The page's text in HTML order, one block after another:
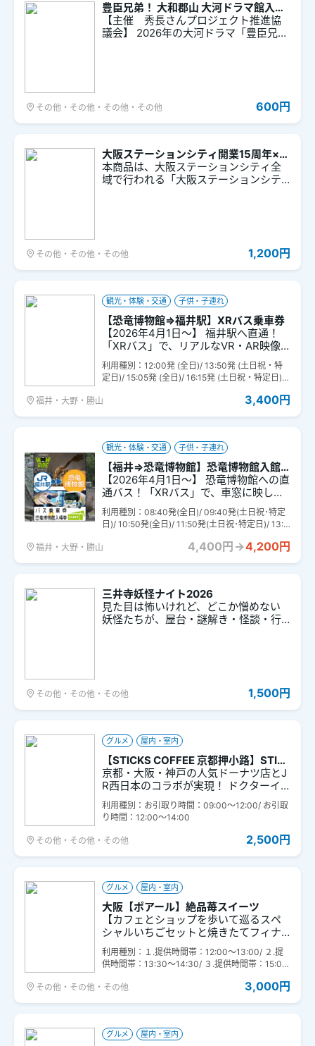
豊臣兄弟！ 大和郡山 大河ドラマ館入館
券
【主催 秀長さんプロジェクト推進協
議会】 2026年の大河ドラマ「豊臣兄
と、衣装や小道具を公開する期間限定
の展覧会です。ここでしか見られない
して、大河ドラマ「豊臣兄弟！」の世
界観に没入してみませんか？
その他・その他・その他・その他 600円
大阪ステーションシティ開業15周年×ド
ラマチック謎解きゲーム 交差する街
の物語（ミステリー）
本商品は、大阪ステーションシティ全
域で行われる「大阪ステーションシテ
その他・その他・その他 1,200円
観光・体験・交通 子供・子連れ
【恐竜博物館⇒福井駅】XRバス乗車券
【2026年4月1日～】 福井駅へ直通！
「XRバス」で、リアルなVR・AR映像
を楽しみながら、恐竜や福井の歴史・
文化を学ぶ1時間の旅をご提供します。
スムーズな移動中に、まるで歴史の中
に飛び込んだかのような体験ができま
す！
利用種別：12:00発 (全日)/ 13:50発 (土日祝・特
定日)/ 15:05発 (全日)/ 16:15発 (土日祝・特定日)/
福井・大野・勝山
3,400円
観光・体験・交通 子供・子連れ
【福井⇒恐竜博物館】恐竜博物館入館
券＋XRバス乗車券のセット券
【2026年4月1日～】 恐竜博物館への直
通バス！「XRバス」で、車窓に映し出
される臨場感あふれるVR・AR映像を楽
しみながら、恐竜時代へのタイムトリ
ップを体験。さらに、恐竜博物館の入
場券（事前の入館時刻の指定は不要）
がセットになったお得なチケットで
利用種別：08:40発(全日)/ 09:40発(土日祝･特定
日)/ 10:50発(全日)/ 11:50発(土日祝･特定日)/ 13:5
福井・大野・勝山
4,400円 →4,200円
三井寺妖怪ナイト2026
見た目は怖いけれど、どこか憎めない
妖怪たちが、屋台・謎解き・怪談・行
鬼夜行も開催。 さらに、妖怪探偵にな
って挑む謎解きや、フォトコンテスト
広がります。 ※お車でのご来場は、駐車
台数に限りがございますので公共交通
機関のご利用をおすすめいたします。
その他・その他・その他 1,500円
グルメ 屋内・室内
【STICKS COFFEE 京都押小路】STIC
KS COFFEE DAY TRIP SET（京都）
京都・大阪・神戸の人気ドーナツ店とJ
R西日本のコラボが実現！ ドクターイ
エロー＆500系新幹線を模したカラーリ
ングと、その車体を思わせるスティッ
クフォルムが特徴のチュロスはこのセ
ットのために開発された限定品。お店
の人気ドーナツ・ベティも宇治抹茶の
いダーク、ホワイトチョコ×ココナツの
イエティ、レモンが香るクラシックな
ど、人気のチュロスを含む計8個がボッ
クスにイン。 購入者特典で、傘やペッ
トボトルの目印として使える、ドクタ
ーイエローデザインのオリジナルマー
カーをプレゼント！ ※なくなり次第終了
に、引取り日と引取り時間（①9:00～
12:00、②12:00～14:00）を指定して
利用種別：お引取り時間：09:00～12:00/ お引取
り時間：12:00～14:00
その他・その他・その他 2,500円
グルメ 屋内・室内
大阪【ポアール】絶品苺スイーツ
【カフェとショップを歩いて巡るスペ
シャルいちごセットと焼きたてフィナ
ンシェプレゼント（7/1～）】 ピンク可
愛いシグネチャースイーツ【苺の気持
ち】とモクモク煙の出る【苺のミック
スジュース】を店内カフェで。普段は
予約不可な「お席の確約」をいたしま
なフィナンシェプレゼント付き。
利用種別：１.提供時間帯：12:00～13:00/ ２.提
供時間帯：13:30～14:30/ ３.提供時間帯：15:00
その他・その他・その他
3,000円
グルメ 屋内・室内